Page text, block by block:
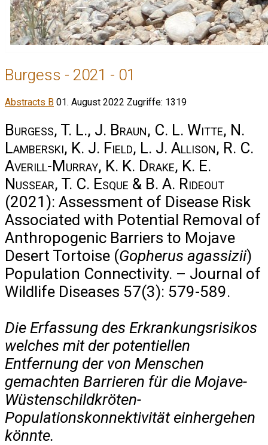
Burgess - 2021 - 01
Abstracts B 01. August 2022 Zugriffe: 1319
Burgess, T. L., J. Braun, C. L. Witte, N.
Lamberski, K. J. Field, L. J. Allison, R. C.
Averill-Murray, K. K. Drake, K. E.
Nussear, T. C. Esque & B. A. Rideout
(2021): Assessment of Disease Risk
Associated with Potential Removal of
Anthropogenic Barriers to Mojave
Desert Tortoise (Gopherus agassizii)
Population Connectivity. – Journal of
Wildlife Diseases 57(3): 579-589.
Die Erfassung des Erkrankungsrisikos
welches mit der potentiellen
Entfernung der von Menschen
gemachten Barrieren für die Mojave-
Wüstenschildkröten-
Populationskonnektivität einhergehen
könnte.